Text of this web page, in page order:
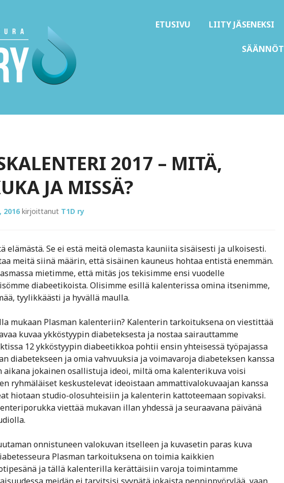
ETUSIVU LIITY JÄSENEKSI
SÄÄNNÖT
2017 – MITÄ,
JA MISSÄ?
2016 kirjoittanut T1D ry
elämästä. Se ei estä meitä olemasta kauniita sisäisesti ja ulkoisesti.
meitä siinä määrin, että sisäinen kauneus hohtaa entistä enemmän.
mietimme, että mitäs jos tekisimme ensi vuodelle
diabeetikoista. Olisimme esillä kalenterissa omina itsenimme,
tyylikkäästi ja hyvällä maulla.
mukaan Plasman kalenteriin? Kalenterin tarkoituksena on viestittää
kuvaa ykköstyypin diabeteksesta ja nostaa sairauttamme
12 ykköstyypin diabeetikkoa pohtii ensin yhteisessä työpajassa
diabetekseen ja omia vahvuuksia ja voimavaroja diabeteksen kanssa
aikana jokainen osallistuja ideoi, miltä oma kalenterikuva voisi
ryhmäläiset keskustelevat ideoistaan ammattivalokuvaajan kanssa
hiotaan studio-olosuhteisiin ja kalenterin kattoteemaan sopivaksi.
viettää mukavan illan yhdessä ja seuraavana päivänä
onnistuneen valokuvan itselleen ja kuvasetin paras kuva
Plasman tarkoituksena on toimia kaikkien
ja tällä kalenterilla kerättäisiin varoja toimintamme